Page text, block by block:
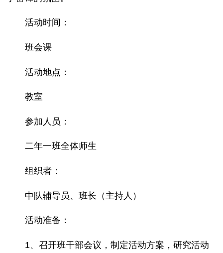
活动时间：
班会课
活动地点：
教室
参加人员：
二年一班全体师生
组织者：
中队辅导员、班长（主持人）
活动准备：
1、召开班干部会议，制定活动方案，研究活动